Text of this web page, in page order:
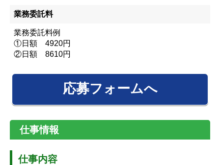
業務委託料
業務委託料例
①日額 4920円
②日額 8610円
応募フォームへ
仕事情報
仕事内容